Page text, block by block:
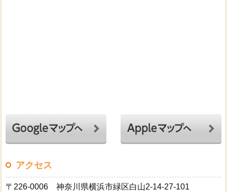
アクセス
〒226-0006 神奈川県横浜市緑区白山2-14-27-101